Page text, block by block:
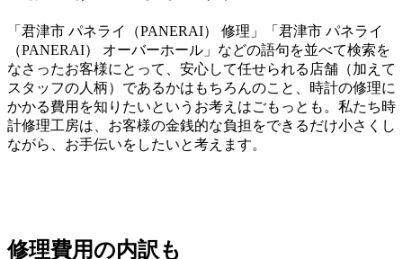
「君津市 パネライ（PANERAI） 修理」「君津市 パネライ
（PANERAI） オーバーホール」などの語句を並べて検索を
なさったお客様にとって、安心して任せられる店舗（加えて
スタッフの人柄）であるかはもちろんのこと、時計の修理に
かかる費用を知りたいというお考えはごもっとも。私たち時
計修理工房は、お客様の金銭的な負担をできるだけ小さくし
ながら、お手伝いをしたいと考えます。
修理費用の内訳も